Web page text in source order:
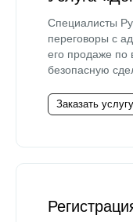
Специалисты
переговоры с
его продаже по
безопасную
Заказать услугу